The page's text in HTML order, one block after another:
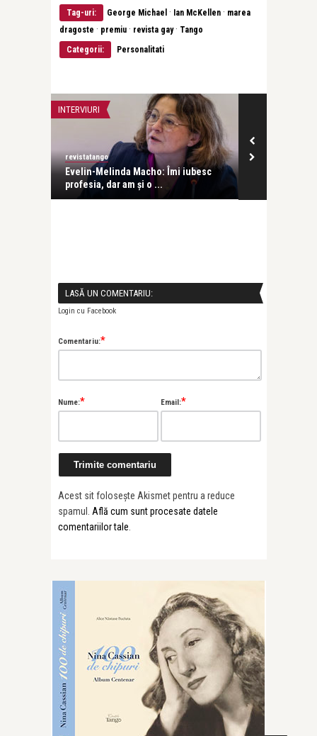
Tag-uri: George Michael · Ian McKellen · marea
dragoste · premiu · revista gay· Tango
Categorii:
Personalitati
INTERVIURI
revistatango
Evelin-Melinda Macho: Îmi iubesc
profesia, dar am și o ...
LASĂ UN COMENTARIU:
Login cu Facebook
Comentariu:*
Nume:* Email:*
Acest sit folosește Akismet pentru a reduce
spamul. Află cum sunt procesate datele
comentariilor tale